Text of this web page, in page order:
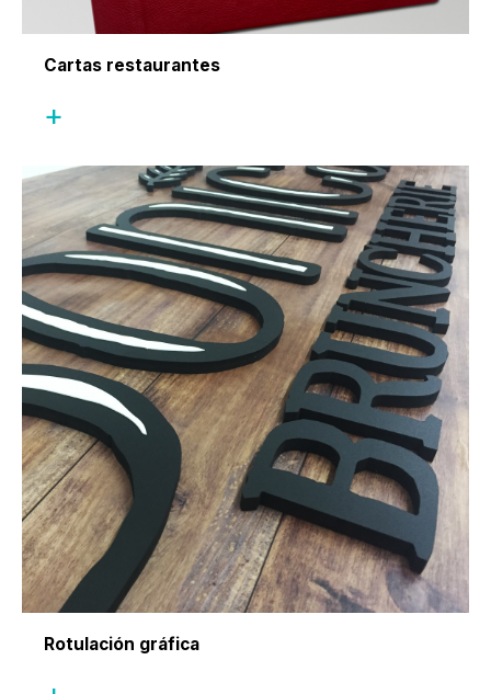
Cartas restaurantes
+
Rotulación gráfica